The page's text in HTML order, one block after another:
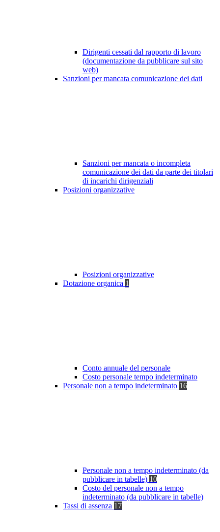
Dirigenti cessati dal rapporto di lavoro
(documentazione da pubblicare sul sito
web)
Sanzioni per mancata comunicazione dei dati
Sanzioni per mancata o incompleta
comunicazione dei dati da parte dei titolari
di incarichi dirigenziali
Posizioni organizzative
Posizioni organizzative
Dotazione organica 1
Conto annuale del personale
Costo personale tempo indeterminato
Personale non a tempo indeterminato 16
Personale non a tempo indeterminato (da
pubblicare in tabelle) 10
Costo del personale non a tempo
indeterminato (da pubblicare in tabelle)
Tassi di assenza 17